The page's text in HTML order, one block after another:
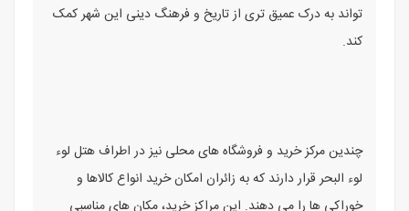
تواند به درک عمیق تری از تاریخ و فرهنگ دینی این شهر کمک
کند.
چندین مرکز خرید و فروشگاه های محلی نیز در اطراف هتل لوء
لوء البحر قرار دارند که به زائران امکان خرید انواع کالاها و